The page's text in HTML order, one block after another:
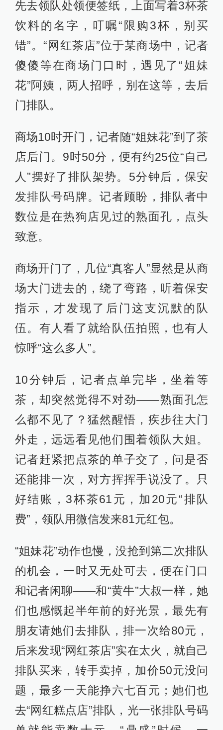
先去领队处领便签纸，上面写着3杯茶
饮料的名字，叮嘱“限购3杯，别买
错”。“网红茶店”位于某商场中，记者
傻傻等在商场门口时，遇见了“姐妹
花”阿姨，两人招呼，别在这等，去后
门排队。
商场10时开门，记者随“姐妹花”到了茶
店后门。9时50分，便有约25位“自己
人”摆好了排队架势。5分钟后，保安
发排队号码牌。记者顾盼，排队者中
数位是在热狗店见过的熟面孔，点头
致意。
商场开门了，几位“真客人”显然是从商
场大门进去的，绕了弯路，听着保安
指示，才发现了后门这支沉默的队
伍。有人看了就给队伍拍照，也有人
惊呼“这么多人”。
10分钟后，记者点单完毕，坐着等
茶，却突然觉得不对劲——熟面孔怎
么都不见了？猛然醒悟，疾步往大门
外走，远远看见他们围着领队大姐。
记者赶紧把点茶的单子交了，问是否
还能排一次，对方挥挥手说没了。只
好结账，3杯茶61元，加20元“排队
费”，领队用微信发来81元红包。
“姐妹花”动作也慢，没抢到第二次排队
的机会，一时又无处可去，便在门口
和记者闲聊——和“黄牛”大叔一样，她
们也感慨起半年前的好光景，最先有
朋友请她们去排队，排一次给80元，
后来发现“网红茶店”实在太火，就自己
排队买来，转手卖掉，加价50元没问
题，最多一天能挣六七百元；她们也
去“网红糕点店”排队，光一张排队号码